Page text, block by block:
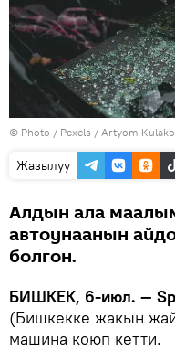
© Photo / Pexels / Artyom
Жазылуу
Алдын ала
автоунаанын
болгон.
БИШКЕК, 6-июл. —
(Бишкекке жакын
машина коюп кетти.